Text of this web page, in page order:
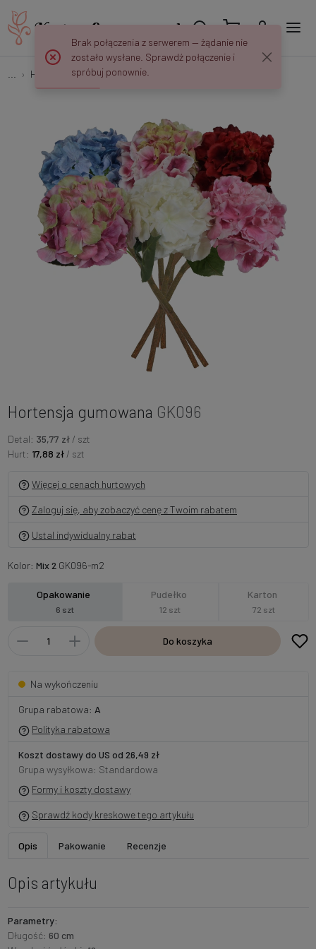
Hortensje Hortensja gumowana GK096
Hortensja gumowana GK096
Detal: 35,77 zł / szt
Hurt: 17,88 zł / szt
Więcej o cenach hurtowych
Zaloguj się, aby zobaczyć cenę z Twoim rabatem
Ustal indywidualny rabat
Kolor: Mix 2 GK096-m2
Opakowanie
6 szt
Pudełko
12 szt
Karton
72 szt
Do koszyka
Na wykończeniu
Grupa rabatowa: A
Polityka rabatowa
Koszt dostawy do US od 26,49 zł
Grupa wysyłkowa: Standardowa
Formy i koszty dostawy
Sprawdź kody kreskowe tego artykułu
Opis Pakowanie Recenzje
Opis artykułu
Parametry:
Długość: 60 cm
Brak połączenia z serwerem — żądanie nie
zostało wysłane. Sprawdź połączenie i
spróbuj ponownie.